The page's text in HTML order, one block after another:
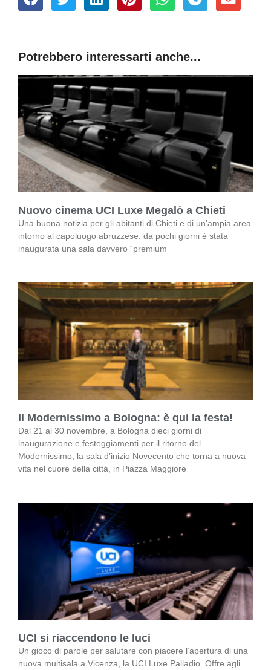
Potrebbero interessarti anche...
Nuovo cinema UCI Luxe Megalò a Chieti
Una buona notizia per gli abitanti di Chieti e di un’ampia area
intorno al capoluogo abruzzese: da pochi giorni è stata
inaugurata una sala davvero “premium”
Il Modernissimo a Bologna: è qui la festa!
Dal 21 al 30 novembre, a Bologna dieci giorni di
inaugurazione e festeggiamenti per il ritorno del
Modernissimo, la sala d’inizio Novecento che torna a nuova
vita nel cuore della città, in Piazza Maggiore
UCI si riaccendono le luci
Un gioco di parole per salutare con piacere l’apertura di una
nuova multisala a Vicenza, la UCI Luxe Palladio. Offre agli